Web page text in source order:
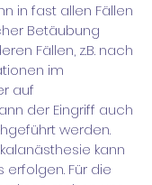
in fast allen Fällen
Betäubung
Fällen, z.B. nach
im
auf
der Eingriff auch
werden.
kann
erfolgen. Für die